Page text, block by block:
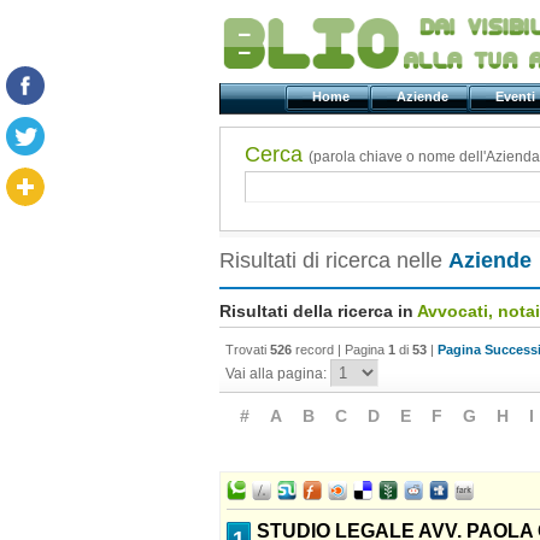
Home Aziende
Cerca (parola chiave o nome
Risultati di ricerca nelle Aziende
Risultati della ricerca in Avvocati,
Trovati 526 record | Pagina 1 di 53 Pagina
Vai alla pagina:
# A B C D E F G H I
STUDIO LEGALE AVV.